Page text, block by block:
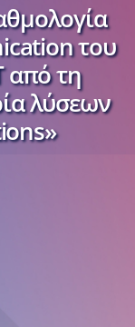
του
από τη
λύσεων